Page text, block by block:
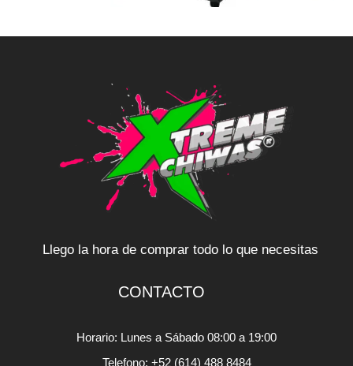
Llego la hora de comprar todo lo que necesitas
CONTACTO
Horario: Lunes a Sábado 08:00 a 19:00
Telefono: +52 (614) 488 8484